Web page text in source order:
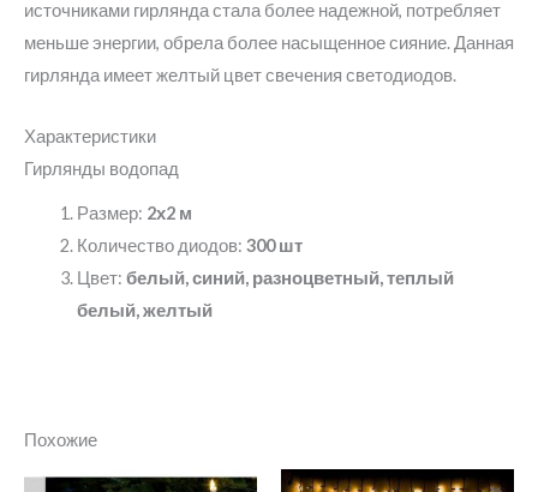
источниками гирлянда стала более надежной, потребляет
меньше энергии, обрела более насыщенное сияние. Данная
гирлянда имеет желтый цвет свечения светодиодов.
Характеристики
Гирлянды водопад
Размер: 2х2 м
Количество диодов: 300 шт
Цвет: белый, синий, разноцветный, теплый
белый, желтый
Похожие